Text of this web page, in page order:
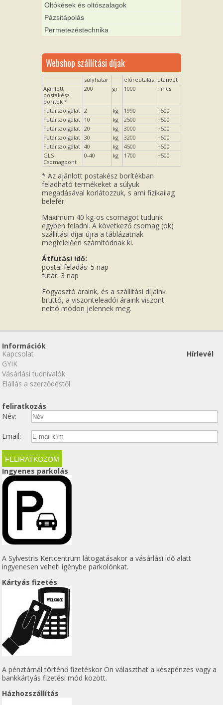
Oltókések és oltószalagok
Pázsitápolás
Permetezéstechnika
Webshop szállítási díjak
súlyhatár előreutalás utánvét
Ajánlott
postakész
boríték *
200 gr 1000 nincs
Futárszolgálat 2 kg 1990
+500
Futárszolgálat 10 kg 2500
+500
Futárszolgálat 20 kg 3000
+500
Futárszolgálat 30 kg 3200
+500
Futárszolgálat 40 kg 4500
+500
GLS
Csomagpont
0-40 kg 1700 +500
* Az ajánlott postakész borítékban
feladható termékeket a súlyuk
megadásával korlátozzuk, s ami fizikailag
belefér.
Maximum 40 kg-os csomagot tudunk
egyben feladni. A következő csomag (ok)
szállítási díjai újra a táblázatnak
megfelelően számítódnak ki.
Átfutási idő:
postai feladás: 5 nap
futár: 3 nap
Fogyasztó áraink, és a szállítási díjaink
bruttó, a viszonteleadói áraink viszont
nettó módon jelennek meg.
Információk
Kapcsolat
GYIK
Vásárlási tudnivalók
Elállás a szerződéstől
Hírlevél
feliratkozás
Név:
Email:
Ingyenes parkolás
A Sylvestris Kertcentrum látogatásakor a vásárlási idő alatt
ingyenesen veheti igénybe parkolónkat.
Kártyás fizetés
A pénztárnál történő fizetéskor Ön választhat a készpénzes vagy a
bankkártyás fizetési mód között.
Házhozszállítás